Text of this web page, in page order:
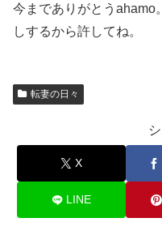
今までありがとうahamo
しするから許してね。
転妻の日々
X
LINE